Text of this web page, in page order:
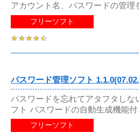
アカウント名、パスワードの管理
フリーソフト
パスワード管理ソフト
パスワードを忘れてアタフタしな
フト パスワードの自動生成機能付
フリーソフト